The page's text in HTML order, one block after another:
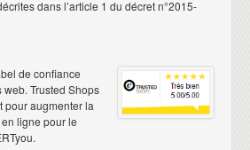
dans l’article 1 du décret n°2015-
de confiance
Trusted Shops
pour augmenter la
ligne pour le